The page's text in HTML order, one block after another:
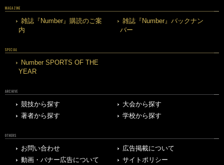
MAGAZINE
雑誌『Number』購読のご案
内
雑誌『Number』バックナン
バー
SPECIAL
Number SPORTS OF THE
YEAR
ARCHIVE
競技から探す
大会から探す
著者から探す
学校から探す
OTHERS
お問い合わせ
広告掲載について
動画・バナー広告について
サイトポリシー